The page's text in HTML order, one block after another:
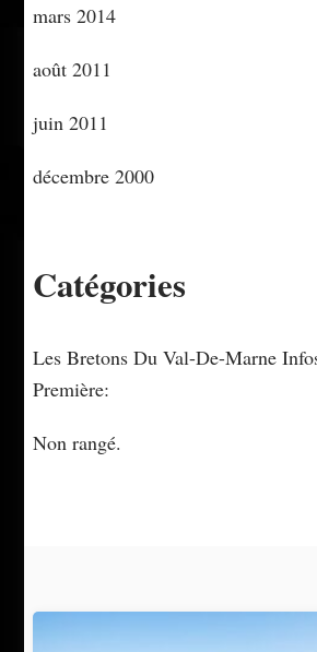
mars 2014
août 2011
juin 2011
décembre 2000
Catégories
Les Bretons Du Val-De-Marne
Première:
Non rangé.